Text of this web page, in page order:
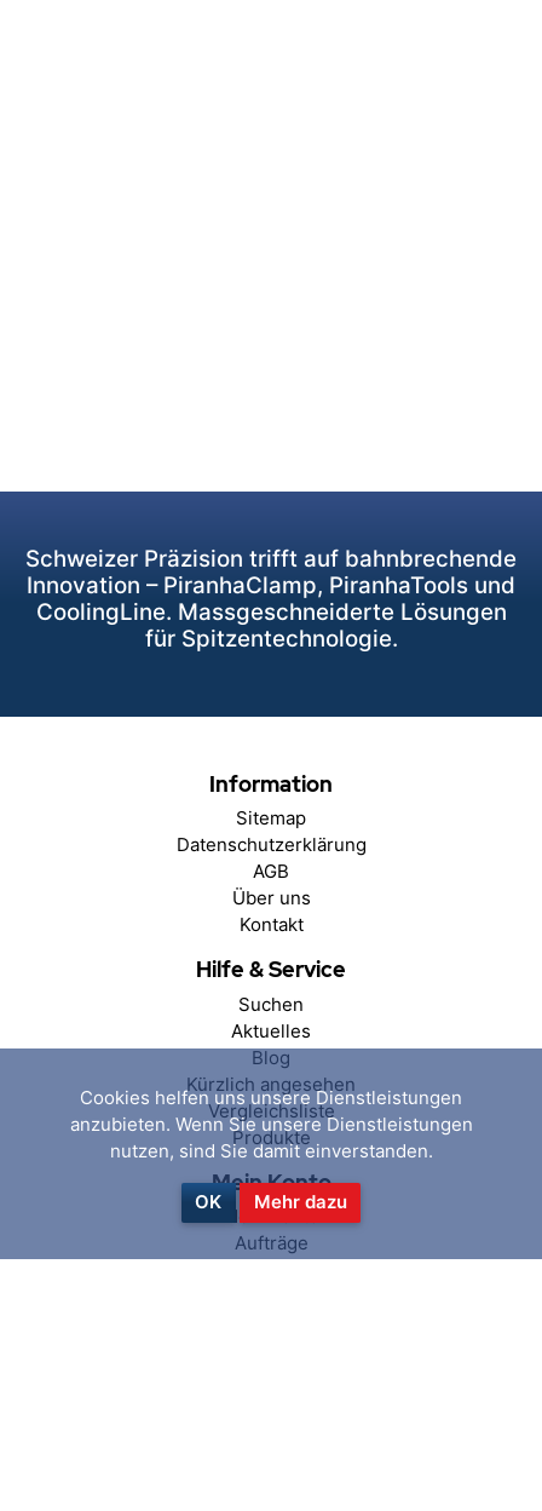
Schweizer Präzision trifft auf bahnbrechende
Innovation – PiranhaClamp, PiranhaTools und
CoolingLine. Massgeschneiderte Lösungen
für Spitzentechnologie.
Information
Sitemap
Datenschutzerklärung
AGB
Über uns
Kontakt
Hilfe & Service
Suchen
Aktuelles
Blog
Kürzlich angesehen
Vergleichsliste
Produkte
Mein Konto
Mein Konto
Aufträge
Cookies helfen uns unsere Dienstleistungen
anzubieten. Wenn Sie unsere Dienstleistungen
nutzen, sind Sie damit einverstanden.
OK Mehr dazu